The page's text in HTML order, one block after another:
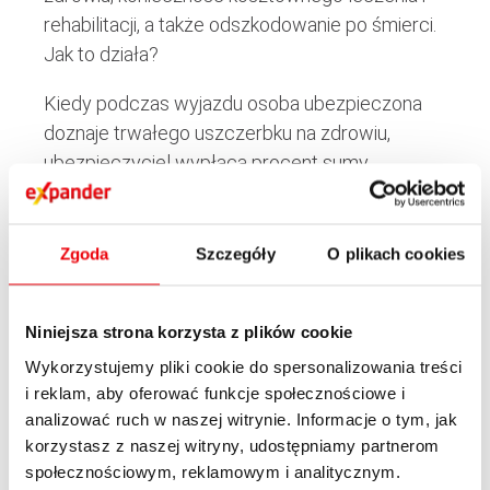
Zgoda Szczegóły O plikach cookies
Niniejsza strona korzysta z plików cookie
Wykorzystujemy pliki cookie do spersonalizowania treści
i reklam, aby oferować funkcje społecznościowe i
analizować ruch w naszej witrynie. Informacje o tym, jak
korzystasz z naszej witryny, udostępniamy partnerom
społecznościowym, reklamowym i analitycznym.
rehabilitacji, a także odszkodowanie po śmierci.
Jak to działa?
Kiedy podczas wyjazdu osoba ubezpieczona
doznaje trwałego uszczerbku na zdrowiu,
ubezpieczyciel wypłaca procent sumy
ubezpieczenia równy procentowi poniesionego
wypadku podczas podróży uzyskane
świadczenie wynosi 100% sumy ubezpieczenia.
Ubezpieczenie OC
W podróży nie tylko twoje zdrowie i mienie
wymaga ubezpieczenia. Może się zdarzyć, że
nieumyślnie wyrządzisz szkodę osobie trzeciej,
np. potrącisz pieszego, uszkodzisz czyjś bagaż